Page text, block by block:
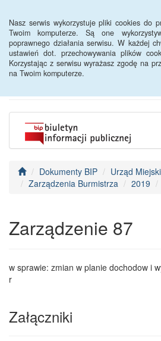
Nasz serwis wykorzystuje pliki cookies do
Twoim komputerze. Są one
poprawnego działania serwisu. W każdej
ustawień dot. przechowywania plików
Korzystając z serwisu wyrażasz zgodę na
na Twoim komputerze.
BIP - Urząd
Wyśmierzyce
Dokumenty BIP
Urząd
Zarządzenia Burmistrza
2019
Zarządzenie 87
w sprawie: zmian w planie dochodow i
r
Załączniki